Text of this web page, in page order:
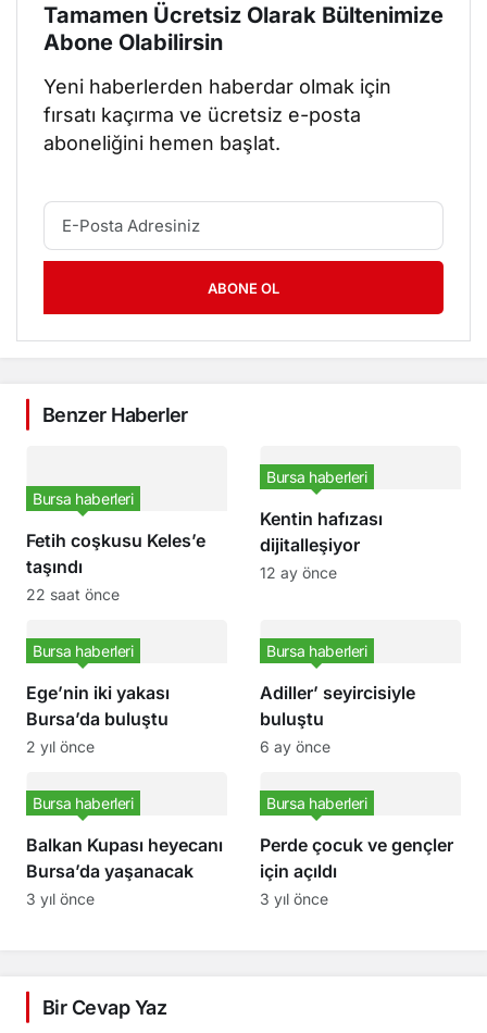
Tamamen Ücretsiz Olarak Bültenimize
Abone Olabilirsin
Yeni haberlerden haberdar olmak için
fırsatı kaçırma ve ücretsiz e-posta
aboneliğini hemen başlat.
ABONE OL
Benzer Haberler
Fetih coşkusu Keles’e
taşındı
Bursa haberleri
22 saat önce
Kentin hafızası
dijitalleşiyor
Bursa haberleri
12 ay önce
Ege’nin iki yakası
Bursa’da buluştu
Bursa haberleri
2 yıl önce
Adiller’ seyircisiyle
buluştu
Bursa haberleri
6 ay önce
Balkan Kupası heyecanı
Bursa’da yaşanacak
Bursa haberleri
3 yıl önce
Perde çocuk ve gençler
için açıldı
Bursa haberleri
3 yıl önce
Bir Cevap Yaz